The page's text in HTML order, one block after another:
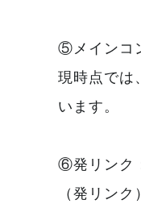
⑤メインコ
現時点では
います。
⑥発リンク
（発リン